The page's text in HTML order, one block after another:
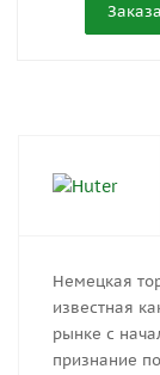
Немецкая
известная
рынке с
признание